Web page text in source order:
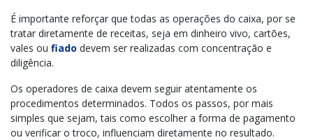
É importante reforçar que todas as operações do caixa, por se
tratar diretamente de receitas, seja em dinheiro vivo, cartões,
vales ou fiado devem ser realizadas com concentração e
diligência.
Os operadores de caixa devem seguir atentamente os
procedimentos determinados. Todos os passos, por mais
simples que sejam, tais como escolher a forma de pagamento
ou verificar o troco, influenciam diretamente no resultado.